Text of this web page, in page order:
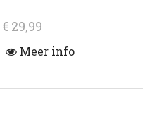
€ 29,99
Meer info